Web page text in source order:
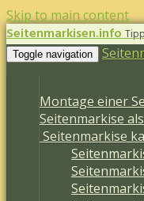
Skip to main content
Seitenmarkisen.info
Toggle navigation
Montage einer
Seitenmarkise
Seitenmarkise